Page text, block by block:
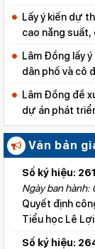
Lấy ý kiến dự
cao năng
Lâm Đồng lấy
dân phố và cô
Lâm Đồng đề
dự án phát
quốc gia
Văn bản
Số ký hiệu:
Ngày ban hành:
Quyết định
Tiểu học Lê
Số ký hiệu: